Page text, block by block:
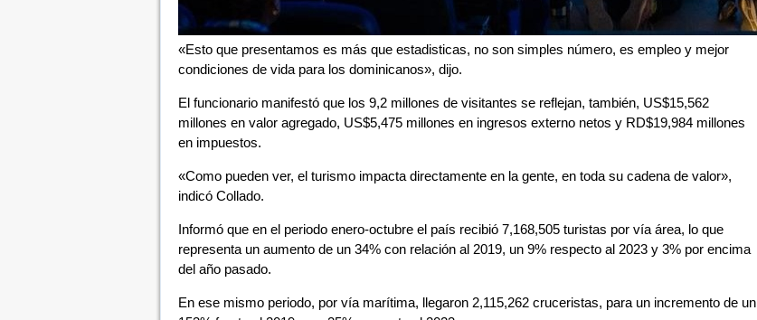
«Esto que presentamos es más que estadisticas, no son simples número, es empleo y mejor
condiciones de vida para los dominicanos», dijo.
El funcionario manifestó que los 9,2 millones de visitantes se reflejan, también, US$15,562
millones en valor agregado, US$5,475 millones en ingresos externo netos y RD$19,984 millones
en impuestos.
«Como pueden ver, el turismo impacta directamente en la gente, en toda su cadena de valor»,
indicó Collado.
Informó que en el periodo enero-octubre el país recibió 7,168,505 turistas por vía área, lo que
representa un aumento de un 34% con relación al 2019, un 9% respecto al 2023 y 3% por encima
del año pasado.
En ese mismo periodo, por vía marítima, llegaron 2,115,262 cruceristas, para un incremento de un